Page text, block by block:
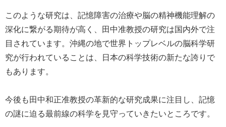
このような研究は、記憶障害の治療や脳の精神機能理解の
深化に繋がる期待が高く、田中准教授の研究は国内外で注
目されています。沖縄の地で世界トップレベルの脳科学研
究が行われていることは、日本の科学技術の新たな誇りで
もあります。
今後も田中和正准教授の革新的な研究成果に注目し、記憶
の謎に迫る最前線の科学を見守っていきたいところです。